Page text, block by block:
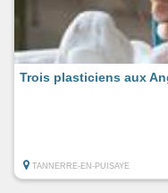
Trois plasticiens aux
TANNERRE-EN-PUISAYE